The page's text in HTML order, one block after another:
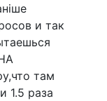
и так
там
1.5 раза